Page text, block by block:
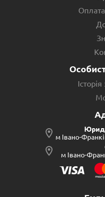
Оплата
м Івано-
м Івано-